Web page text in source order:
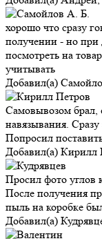
хорошо что сразу
получении - но при
посмотреть на
учитывать
Добавил(а)
Самовывозом брал,
навязывания.
Попросил
Добавил(а) Кирилл
Просил фото углов
После получения
пыль на коробке
Добавил(а)